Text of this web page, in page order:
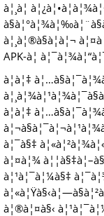
à¦¸à¦
à¦¸à¦®à§à¦­à¦¬
APK-à¦
à¦à¦‡
à¦à¦‡
à¦¯à§‡
à¦¤à¦¾
à¦¹à¦¯à¦¼à§‡
à¦®à¦¤à§‹